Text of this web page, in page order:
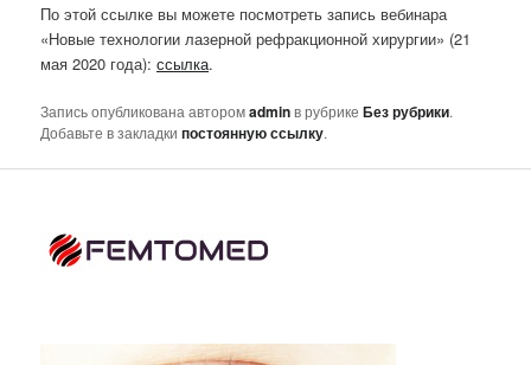
По этой ссылке вы можете посмотреть запись вебинара
«Новые технологии лазерной рефракционной хирургии» (21
мая 2020 года):ссылка.
Запись опубликована авторомadminв рубрикеБез рубрики.
Добавьте в закладкипостоянную ссылку.